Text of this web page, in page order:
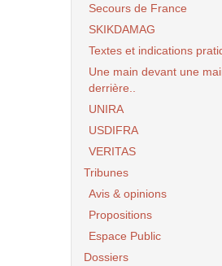
Secours de France
SKIKDAMAG
Textes et indications
Une main devant une
derrière..
UNIRA
USDIFRA
VERITAS
Tribunes
Avis & opinions
Propositions
Espace Public
Dossiers